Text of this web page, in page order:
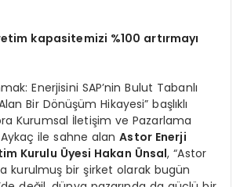
kapasitemizi %100 artırmayı
Enerjisini SAP’nin Bulut Tabanlı
Bir Dönüşüm Hikayesi” başlıklı
Kurumsal İletişim ve Pazarlama
ile sahne alanAstor Enerji
Kurulu Üyesi Hakan Ünsal, “Astor
kurulmuş bir şirket olarak bugün